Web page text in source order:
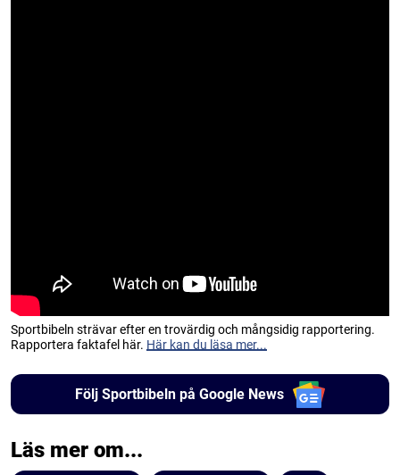
Sportbibeln strävar efter en trovärdig och mångsidig rapportering.
Rapportera faktafel här. Här kan du läsa mer...
Följ Sportbibeln på Google News
Läs mer om...